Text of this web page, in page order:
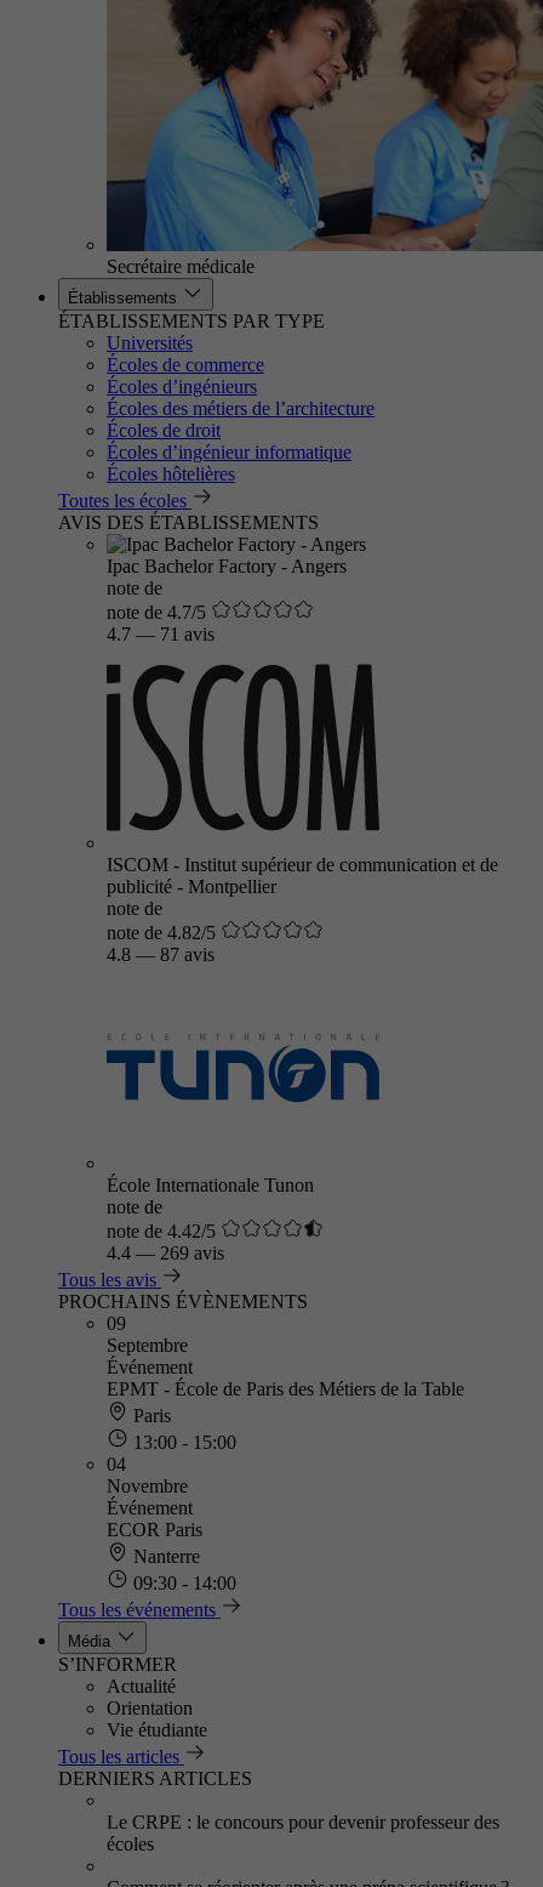
Secrétaire médicale
Établissements
ÉTABLISSEMENTS PAR TYPE
Universités
Écoles de commerce
Écoles d’ingénieurs
Écoles des métiers de l’architecture
Écoles de droit
Écoles d’ingénieur informatique
Écoles hôtelières
Toutes les écoles
AVIS DES ÉTABLISSEMENTS
Ipac Bachelor Factory - Angers
note de
note de 4.7/5
4.7 — 71 avis
ISCOM - Institut supérieur de communication et de
publicité - Montpellier
note de
note de 4.82/5
4.8 — 87 avis
École Internationale Tunon
note de
note de 4.42/5
4.4 — 269 avis
Tous les avis
PROCHAINS ÉVÈNEMENTS
09
Septembre
Événement
EPMT - École de Paris des Métiers de la Table
Paris
13:00 - 15:00
04
Novembre
Événement
ECOR Paris
Nanterre
09:30 - 14:00
Tous les événements
Média
S’INFORMER
Actualité
Orientation
Vie étudiante
Tous les articles
DERNIERS ARTICLES
Le CRPE : le concours pour devenir professeur des
écoles